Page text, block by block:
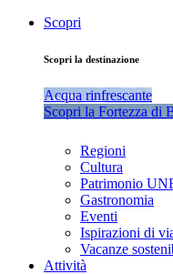
Scopri
Scopri la destinazione
Acqua rinfrescante
Scopri la Fortezza di
Regioni
Cultura
Patrimonio
Gastronomia
Eventi
Ispirazioni di
Vacanze
Attività